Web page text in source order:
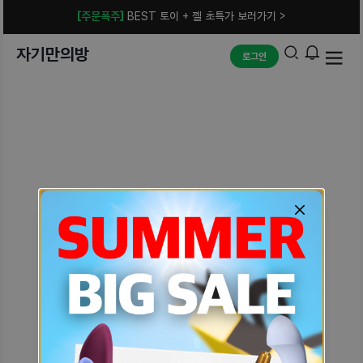
[주문폭주] BEST 토이 + 젤 초특가 보러가기 >
자기만의방 로그인
예상치 못한 에러입니다.